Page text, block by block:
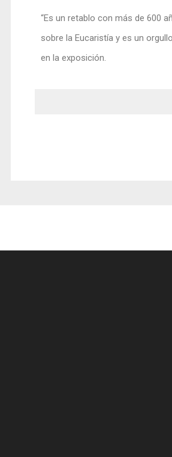
“Es un retablo con más de 600
sobre la Eucaristía y es un
en la exposición.